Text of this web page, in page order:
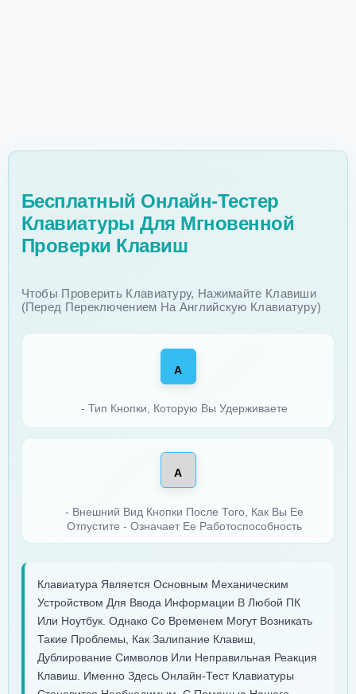
Бесплатный Онлайн-Тестер
Клавиатуры Для Мгновенной
Проверки Клавиш
Чтобы Проверить Клавиатуру, Нажимайте Клавиши
(перед Переключением На Английскую Клавиатуру)
A
- Тип Кнопки, Которую Вы Удерживаете
A
- Внешний Вид Кнопки После Того, Как Вы Ее
Отпустите - Означает Ее Работоспособность
Клавиатура Является Основным Механическим
Устройством Для Ввода Информации В Любой ПК
Или Ноутбук. Однако Со Временем Могут Возникать
Такие Проблемы, Как Залипание Клавиш,
Дублирование Символов Или Неправильная Реакция
Клавиш. Именно Здесь Онлайн-Тест Клавиатуры